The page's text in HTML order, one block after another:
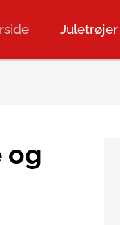
Juletrøjer
og